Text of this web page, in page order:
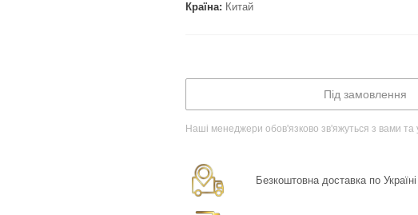
Країна: Китай
Під замовлення
Наші менеджери обов'язково зв'яжуться з вами
Безкоштовна доставка по